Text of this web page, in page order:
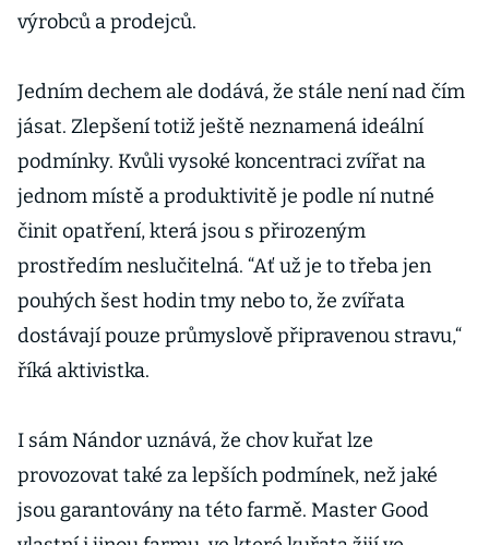
výrobců a prodejců.
Jedním dechem ale dodává, že stále není nad čím
jásat. Zlepšení totiž ještě neznamená ideální
podmínky. Kvůli vysoké koncentraci zvířat na
jednom místě a produktivitě je podle ní nutné
činit opatření, která jsou s přirozeným
prostředím neslučitelná. “Ať už je to třeba jen
pouhých šest hodin tmy nebo to, že zvířata
dostávají pouze průmyslově připravenou stravu,“
říká aktivistka.
I sám Nándor uznává, že chov kuřat lze
provozovat také za lepších podmínek, než jaké
jsou garantovány na této farmě. Master Good